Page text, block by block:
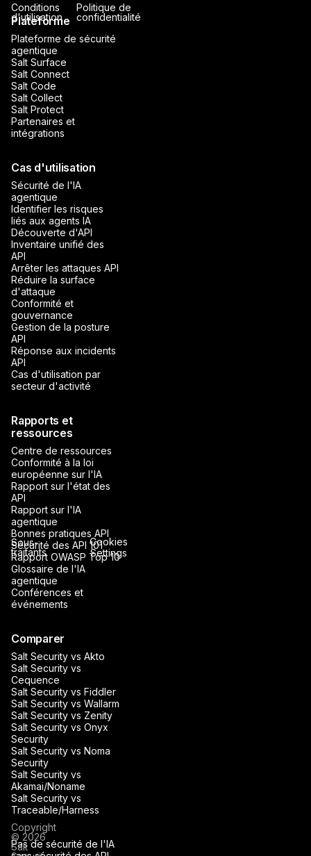
Plateforme
Plateforme de sécurité
agentique
Salt Surface
Salt Connect
Salt Code
Salt Collect
Salt Protect
Partenaires et
intégrations
Cas d'utilisation
Sécurité de l'IA
agentique
Identifier les risques
liés aux agents IA
Découverte d'API
Inventaire unifié des
API
Arrêter les attaques API
Réduire la surface
d'attaque
Conformité et
gouvernance
Gestion de la posture
API
Réponse aux incidents
API
Cas d'utilisation par
secteur d'activité
Rapports et
ressources
Centre de ressources
Conformité à la loi
européenne sur l'IA
Rapport sur l'état des
API
Rapport sur l'IA
agentique
Bonnes pratiques API
Sécurité des API 101
Rapport OWASP Top 10
Glossaire de l'IA
agentique
Conférences et
événements
Pas de sécurité de l'IA
Comparer
Salt Security vs Akto
Salt Security vs
Cequence
Salt Security vs Fiddler
Salt Security vs Wallarm
Salt Security vs Zenity
Salt Security vs Onyx
Security
Salt Security vs Noma
Security
Salt Security vs
Akamai/Noname
Salt Security vs
Traceable/Harness
Conditions
d'utilisation
Politique de
confidentialité
Sous-
traitants
Cookies
Settings
Copyright
© 2026
Salt